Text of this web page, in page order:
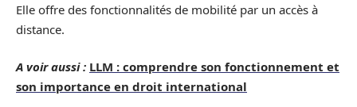
Elle offre des fonctionnalités de mobilité par un accès à
distance.
A voir aussi : LLM : comprendre son fonctionnement et
son importance en droit international